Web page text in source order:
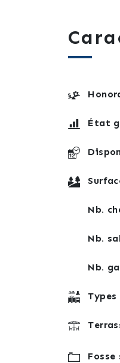
État
Nb.
Nb.
Nb.
Types
Fosse